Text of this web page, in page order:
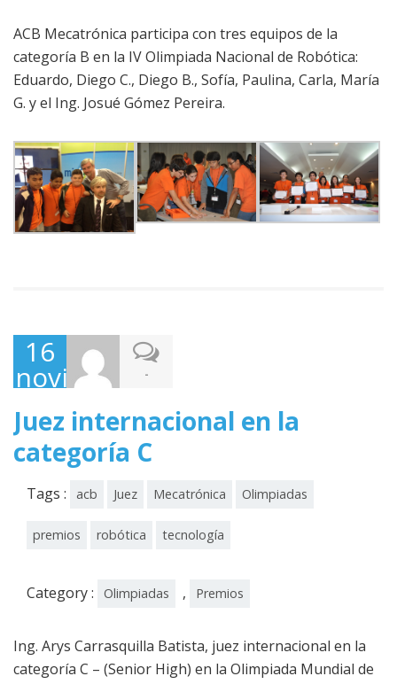
ACB Mecatrónica participa con tres equipos de la
categoría B en la IV Olimpiada Nacional de Robótica:
Eduardo, Diego C., Diego B., Sofía, Paulina, Carla, María
G. y el Ing. Josué Gómez Pereira.
16
noviembre,
2012
-
Juez internacional en la
categoría C
Tags : acb Juez Mecatrónica Olimpiadas
premios robótica tecnología
Category : Olimpiadas , Premios
Ing. Arys Carrasquilla Batista, juez internacional en la
categoría C – (Senior High) en la Olimpiada Mundial de